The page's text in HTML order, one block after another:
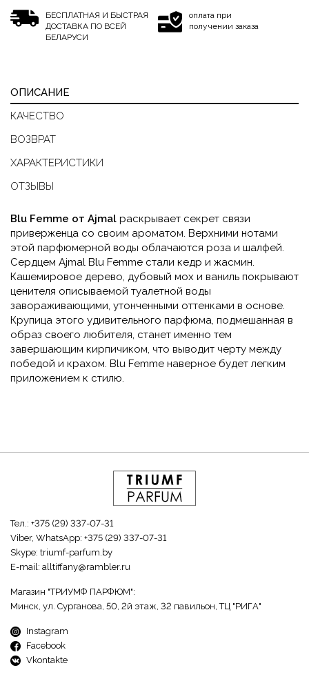
БЕСПЛАТНАЯ И БЫСТРАЯ
ДОСТАВКА ПО ВСЕЙ
БЕЛАРУСИ
оплата при
получении заказа
ОПИСАНИЕ
КАЧЕСТВО
ВОЗВРАТ
ХАРАКТЕРИСТИКИ
ОТЗЫВЫ
Blu Femme от Ajmal раскрывает секрет связи
приверженца со своим ароматом. Верхними нотами
этой парфюмерной воды облачаются роза и шалфей.
Сердцем Ajmal Blu Femme стали кедр и жасмин.
Кашемировое дерево, дубовый мох и ваниль покрывают
ценителя описываемой туалетной воды
завораживающими, утонченными оттенками в основе.
Крупица этого удивительного парфюма, подмешанная в
образ своего любителя, станет именно тем
завершающим кирпичиком, что выводит черту между
победой и крахом. Blu Femme наверное будет легким
приложением к стилю.
Тел.: +375 (29) 337-07-31
Viber, WhatsApp: +375 (29) 337-07-31
Skype: triumf-parfum.by
E-mail: alltiffany@rambler.ru
Магазин "ТРИУМФ ПАРФЮМ":
Минск, ул. Сурганова, 50, 2й этаж, 32 павильон, ТЦ "РИГА"
Instagram
Facebook
Vkontakte